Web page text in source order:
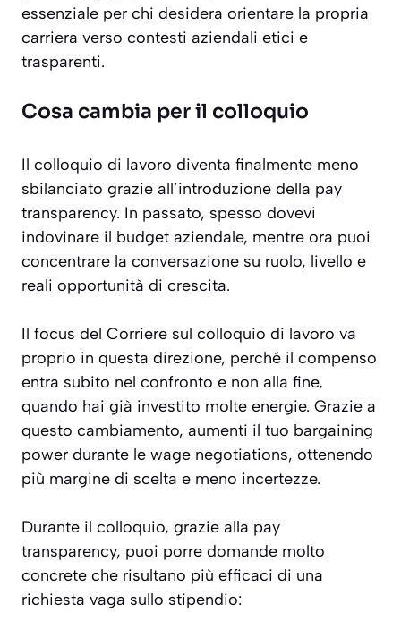
essenziale per chi desidera orientare la propria
carriera verso contesti aziendali etici e
trasparenti.
Cosa cambia per il colloquio
Il colloquio di lavoro diventa finalmente meno
sbilanciato grazie all’introduzione della pay
transparency. In passato, spesso dovevi
indovinare il budget aziendale, mentre ora puoi
concentrare la conversazione su ruolo, livello e
reali opportunità di crescita.
Il focus del Corriere sul colloquio di lavoro va
proprio in questa direzione, perché il compenso
entra subito nel confronto e non alla fine,
quando hai già investito molte energie. Grazie a
questo cambiamento, aumenti il tuo bargaining
power durante le wage negotiations, ottenendo
più margine di scelta e meno incertezze.
Durante il colloquio, grazie alla pay
transparency, puoi porre domande molto
concrete che risultano più efficaci di una
richiesta vaga sullo stipendio: